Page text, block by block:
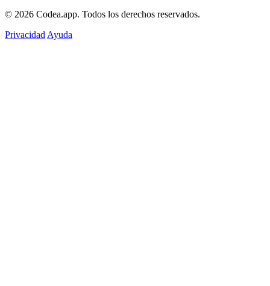
© 2026 Codea.app. Todos los derechos reservados.
Privacidad Ayuda